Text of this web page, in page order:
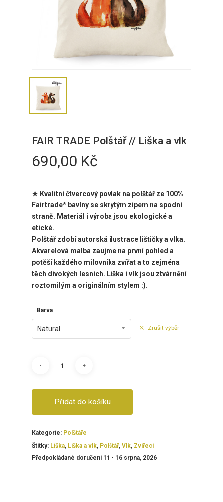
FAIR TRADE Polštář // Liška a vlk
690,00 Kč
★ Kvalitní čtvercový povlak na polštář ze 100%
Fairtrade* bavlny se skrytým zipem na spodní
straně. Materiál i výroba jsou ekologické a
etické.
Polštář zdobí autorská ilustrace lištičky a vlka.
Akvarelová malba zaujme na první pohled a
potěší každého milovníka zvířat a to zejména
těch divokých lesních. Liška i vlk jsou ztvárnění
roztomilým a originálním stylem :).
Barva
Natural Zrušit výběr
Přidat do košíku
Kategorie: Polštáře
Štítky: Liška, Liška a vlk, Polštář, Vlk, Zvířecí
Předpokládané doručení 11 - 16 srpna, 2026